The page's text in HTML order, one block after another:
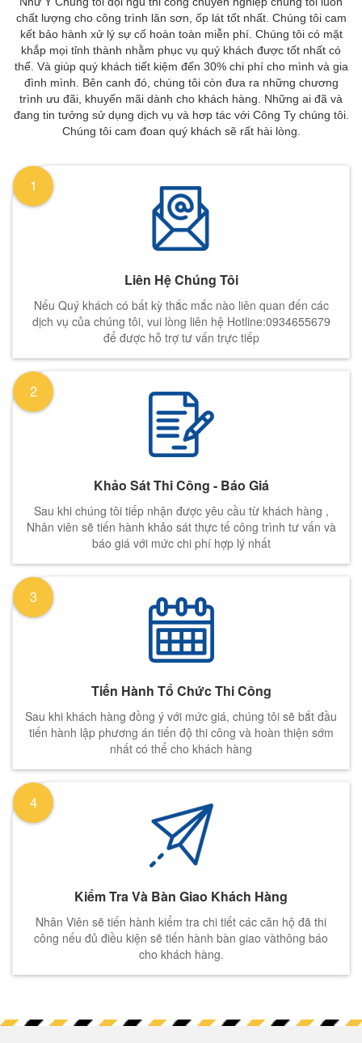
chất lượng cho công trình lăn sơn, ốp lát tốt nhất. Chúng tôi cam
kết bảo hành xử lý sự cố hoàn toàn miễn phí. Chúng tôi có mặt
khắp mọi tỉnh thành nhằm phục vụ quý khách được tốt nhất có
thể. Và giúp quý khách tiết kiệm đến 30% chi phí cho mình và gia
đình mình. Bên canh đó, chúng tôi còn đưa ra những chương
trình ưu đãi, khuyến mãi dành cho khách hàng. Những ai đã và
đang tin tưởng sử dụng dịch vụ và hơp tác với Công Ty chúng tôi.
Chúng tôi cam đoan quý khách sẽ rất hài lòng.
Liên Hệ Chúng Tôi
Nếu Quý khách có bất kỳ thắc mắc nào liên quan đến các
dịch vụ của chúng tôi, vui lòng liên hệ Hotline:0934655679
để được hỗ trợ tư vấn trực tiếp
1
Khảo Sát Thi Công - Báo Giá
Sau khi chúng tôi tiếp nhận được yêu cầu từ khách hàng ,
Nhân viên sẽ tiến hành khảo sát thực tế công trình tư vấn và
báo giá với mức chi phí hợp lý nhất
2
Tiến Hành Tổ Chức Thi Công
Sau khi khách hàng đồng ý với mức giá, chúng tôi sẽ bắt đầu
tiến hành lập phương án tiến độ thi công và hoàn thiện sớm
nhất có thể cho khách hàng
3
Kiểm Tra Và Bàn Giao Khách Hàng
Nhân Viên sẽ tiến hành kiểm tra chi tiết các căn hộ đã thi
công nếu đủ điều kiện sẽ tiến hành bàn giao vàthông báo
cho khách hàng.
4